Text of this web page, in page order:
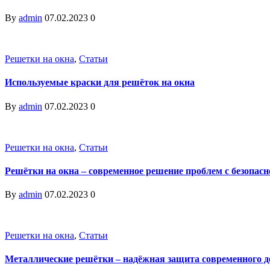
By admin 07.02.2023 0
Решетки на окна, Статьи
Используемые краски для решёток на окна
By admin 07.02.2023 0
Решетки на окна, Статьи
Решётки на окна – современное решение проблем с
By admin 07.02.2023 0
Решетки на окна, Статьи
Металлические решётки – надёжная защита современного